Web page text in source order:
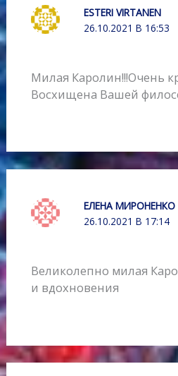
ESTERI VIRTANEN
26.10.2021 В 16:53
Милая Каролин!!!Очень
Восхищена Вашей
ЕЛЕНА МИРОНЕНКО
26.10.2021 В 17:14
Великолепно милая
и вдохновения